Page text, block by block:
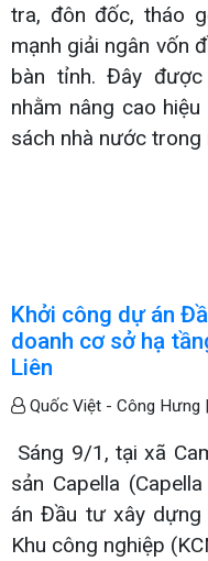
tra, đôn đốc, tháo
mạnh giải ngân vốn
bàn tỉnh. Đây
nhằm nâng cao
sách nhà nước trong
Khởi công dự án
doanh cơ sở hạ
Liên
Quốc Việt - Công Hưng |
Sáng 9/1, tại xã
sản Capella
án Đầu tư xây
Khu công nghiệp